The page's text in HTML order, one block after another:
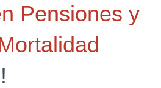
Pensiones y
!